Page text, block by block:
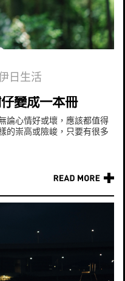
日生活
變成一本冊
論心情好或壞，應該都值得
的崇高或險峻，只要有很多